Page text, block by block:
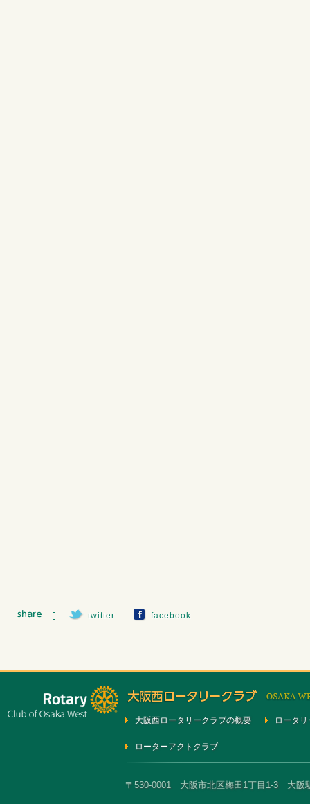
twitter facebook
大阪西ロータリークラブの概要 ロータ
ローターアクトクラブ
〒530-0001 大阪市北区梅田1丁目1-3 大阪